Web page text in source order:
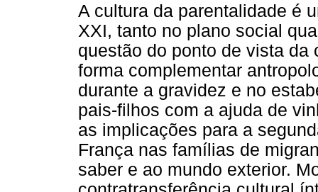
A cultura da parentalidade é
XXI, tanto no plano social
questão do ponto de vista
forma complementar
durante a gravidez e no
pais-filhos com a ajuda de
as implicações para a
França nas famílias de
saber e ao mundo exterior.